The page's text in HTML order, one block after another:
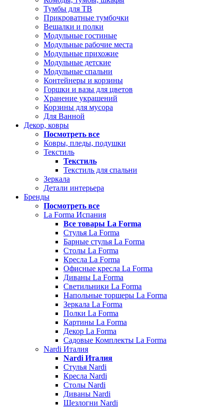
Тумбы для ТВ
Прикроватные тумбочки
Вешалки и полки
Модульные гостиные
Модульные рабочие места
Модульные прихожие
Модульные детские
Модульные спальни
Контейнеры и корзины
Горшки и вазы для цветов
Хранение украшений
Корзины для мусора
Для Ванной
Декор, ковры
Посмотреть все
Ковры, пледы, подушки
Текстиль
Текстиль
Текстиль для спальни
Зеркала
Детали интерьера
Бренды
Посмотреть все
La Forma Испания
Все товары La Forma
Стулья La Forma
Барные стулья La Forma
Столы La Forma
Кресла La Forma
Офисные кресла La Forma
Диваны La Forma
Светильники La Forma
Напольные торшеры La Forma
Зеркала La Forma
Полки La Forma
Картины La Forma
Декор La Forma
Садовые Комплекты La Forma
Nardi Италия
Nardi Италия
Стулья Nardi
Кресла Nardi
Столы Nardi
Диваны Nardi
Шезлогни Nardi